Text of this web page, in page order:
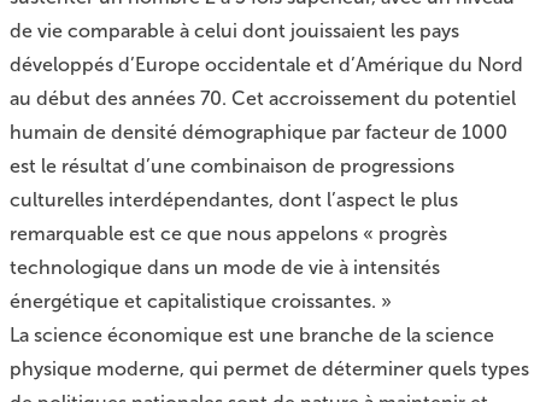
de vie comparable à celui dont jouissaient les pays
développés d’Europe occidentale et d’Amérique du Nord
au début des années 70. Cet accroissement du potentiel
humain de densité démographique par facteur de 1000
est le résultat d’une combinaison de progressions
culturelles interdépendantes, dont l’aspect le plus
remarquable est ce que nous appelons « progrès
technologique dans un mode de vie à intensités
énergétique et capitalistique croissantes. »
La science économique est une branche de la science
physique moderne, qui permet de déterminer quels types